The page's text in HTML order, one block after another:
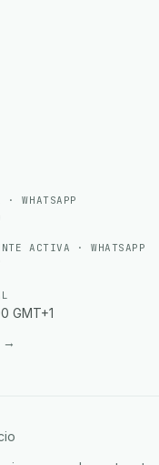
· WHATSAPP
ACTIVA · WHATSAPP
GMT+1
→